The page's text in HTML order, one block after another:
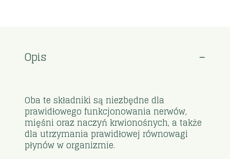
Opis
Oba te składniki są niezbędne dla
prawidłowego funkcjonowania nerwów,
mięśni oraz naczyń krwionośnych, a także
dla utrzymania prawidłowej równowagi
płynów w organizmie.